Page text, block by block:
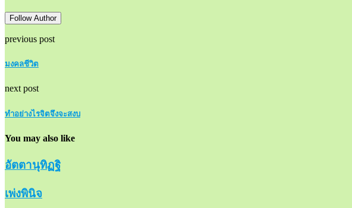
Follow Author
previous post
มงคลชีวิต
next post
ทำอย่างไรจิตจึงจะสงบ
You may also like
อัตตานุทิฏฐิ
เพ่งพินิจ